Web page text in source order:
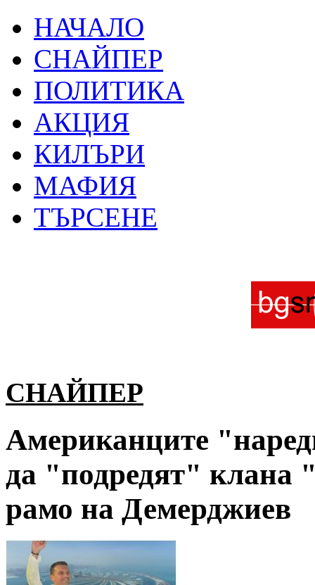
НАЧАЛО
СНАЙПЕР
ПОЛИТИКА
АКЦИЯ
КИЛЪРИ
МАФИЯ
ТЪРСЕНЕ
СНАЙПЕР
Американците
да "подредят"
рамо на Демерджиев